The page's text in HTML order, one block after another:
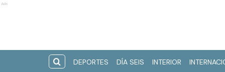
Ads
DEPORTES DÍA SEIS INTERIOR